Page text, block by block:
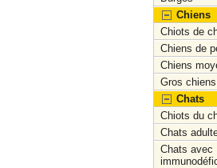
Chiens
Chiots de
Chiens de
Chiens
Gros chiens
Chats
Chiots du
Chats
Chats avec